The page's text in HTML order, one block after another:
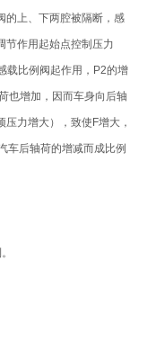
的上、下两腔被隔断，感
节作用起始点控制压力
载比例阀起作用，P2的增
也增加，因而车身向后轴
力增大），致使F增大，
车后轴荷的增减而成比例